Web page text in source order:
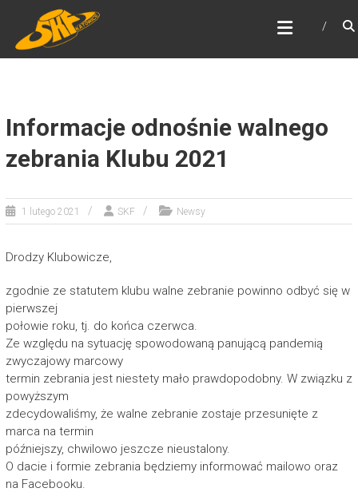
content
ŚLĄSKI KLUB FANTASTYKI
Najstarszy klub fantastyki w Polsce
Informacje odnośnie walnego
zebrania Klubu 2021
1 lutego 2021 SKF Newsy
Drodzy Klubowicze,
zgodnie ze statutem klubu walne zebranie powinno odbyć się w
pierwszej
połowie roku, tj. do końca czerwca.
Ze względu na sytuację spowodowaną panującą pandemią
zwyczajowy marcowy
termin zebrania jest niestety mało prawdopodobny. W związku z
powyższym
zdecydowaliśmy, że walne zebranie zostaje przesunięte z
marca na termin
późniejszy, chwilowo jeszcze nieustalony.
O dacie i formie zebrania będziemy informować mailowo oraz
na Facebooku.